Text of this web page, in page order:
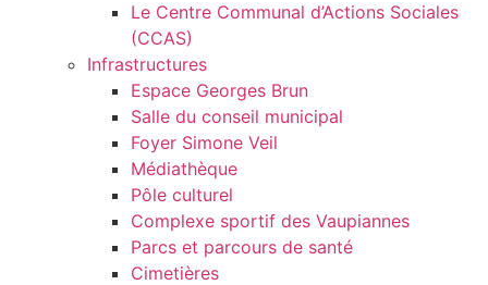
Le Centre Communal d’Actions Sociales
(CCAS)
Infrastructures
Espace Georges Brun
Salle du conseil municipal
Foyer Simone Veil
Médiathèque
Pôle culturel
Complexe sportif des Vaupiannes
Parcs et parcours de santé
Cimetières